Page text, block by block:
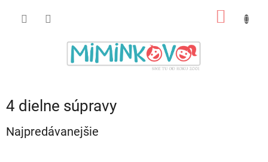
4 dielne súpravy
Najpredávanejšie